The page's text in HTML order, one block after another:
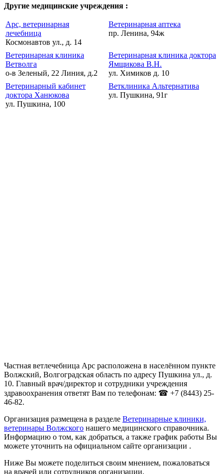
Другие медицинские учреждения :
Арс, ветеринарная
лечебница
Космонавтов ул., д. 14
Ветеринарная аптека
пр. Ленина, 94ж
Ветеринарная клиника
Ветволга
о-в Зеленый, 22 Линия, д.2
Ветеринарная клиника доктора
Ямщикова В.Н.
ул. Химиков д. 10
Ветеринарный кабинет
доктора Ханюкова
ул. Пушкина, 100
Ветклиника Альтернатива
ул. Пушкина, 91г
Частная ветлечебница Арс расположена в населённом пункте
Волжский, Волгоградская область по адресу Пушкина ул., д.
10. Главный врач/директор и сотрудники учреждения
здравоохранения ответят Вам по телефонам: ☎ +7 (8443) 25-
46-82.
Организация размещена в разделе Ветеринарные клиники,
ветеринары Волжского нашего медицинского справочника.
Информацию о том, как добраться, а также график работы Вы
можете уточнить на официальном сайте организации .
Ниже Вы можете поделиться своим мнением, пожаловаться
на врачей или сотрудников организации.